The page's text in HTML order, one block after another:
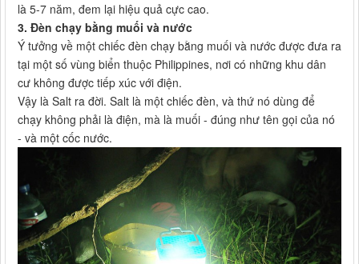
là 5-7 năm, đem lại hiệu quả cực cao.
3. Đèn chạy bằng muối và nước
Ý tưởng về một chiếc đèn chạy bằng muối và nước được đưa ra
tại một số vùng biển thuộc Philippines, nơi có những khu dân
cư không được tiếp xúc với điện.
Vậy là Salt ra đời. Salt là một chiếc đèn, và thứ nó dùng để
chạy không phải là điện, mà là muối - đúng như tên gọi của nó
- và một cốc nước.